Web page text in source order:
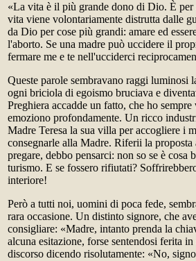
«La vita è il più grande dono di Dio. È per
vita viene volontariamente distrutta dalle
da Dio per cose più grandi: amare ed
l'aborto. Se una madre può uccidere il
fermare me e te nell'ucciderci
Queste parole sembravano raggi luminosi
ogni briciola di egoismo bruciava e
Preghiera accadde un fatto, che ho
emoziono profondamente. Un ricco
Madre Teresa la sua villa per accogliere i
consegnarle alla Madre. Riferii la
pregare, debbo pensarci: non so se è
turismo. E se fossero rifiutati?
interiore!
Però a tutti noi, uomini di poca fede,
rara occasione. Un distinto signore, che
consigliare: «Madre, intanto prenda la
alcuna esitazione, forse sentendosi ferita
discorso dicendo risolutamente: «No,